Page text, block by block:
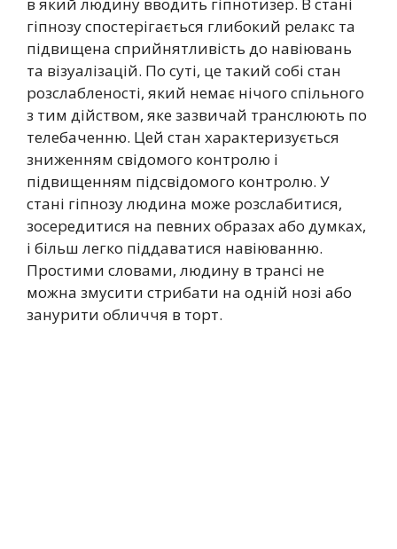
гіпнозу спостерігається глибокий релакс та
підвищена сприйнятливість до навіювань
та візуалізацій. По суті, це такий собі стан
розслабленості, який немає нічого спільного
з тим дійством, яке зазвичай транслюють по
телебаченню. Цей стан характеризується
зниженням свідомого контролю і
підвищенням підсвідомого контролю. У
стані гіпнозу людина може розслабитися,
зосередитися на певних образах або думках,
і більш легко піддаватися навіюванню.
Простими словами, людину в трансі не
можна змусити стрибати на одній нозі або
занурити обличчя в торт.